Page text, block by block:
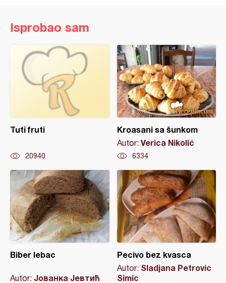
Isprobao sam
Tuti fruti
20940
Kroasani sa šunkom
Autor: Verica Nikolić
6334
Biber lebac
Autor: Јованка Јевтић
Pecivo bez kvasca
Autor: Sladjana Petrovic
Simic